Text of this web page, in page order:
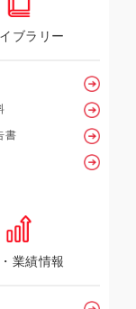
ブラリー
書
業績情報